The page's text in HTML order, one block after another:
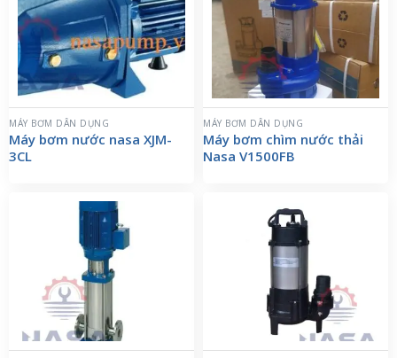
MÁY BƠM DÂN DỤNG
Máy bơm nước nasa XJM-
3CL
MÁY BƠM DÂN DỤNG
Máy bơm chìm nước thải
Nasa V1500FB